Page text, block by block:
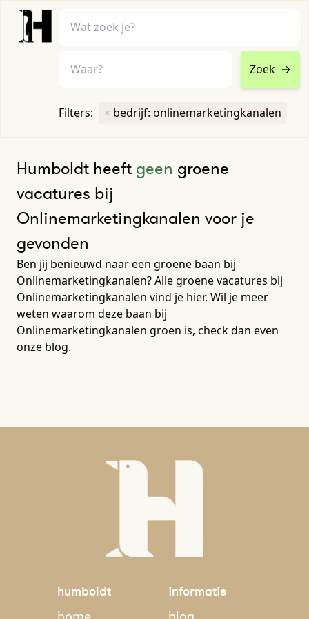
Zoek →
Filters: × bedrijf: onlinemarketingkanalen
Humboldt heeft geen groene
vacatures bij
Onlinemarketingkanalen voor je
gevonden
Ben jij benieuwd naar een groene baan bij
Onlinemarketingkanalen? Alle groene vacatures bij
Onlinemarketingkanalen vind je hier. Wil je meer
weten waarom deze baan bij
Onlinemarketingkanalen groen is, check dan even
onze blog.
humboldt informatie